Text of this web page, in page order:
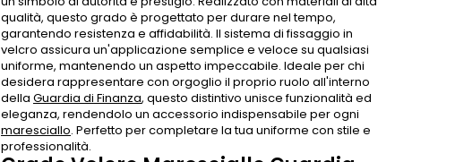
qualità, questo grado è progettato per durare nel tempo,
garantendo resistenza e affidabilità. Il sistema di fissaggio in
velcro assicura un'applicazione semplice e veloce su qualsiasi
uniforme, mantenendo un aspetto impeccabile. Ideale per chi
desidera rappresentare con orgoglio il proprio ruolo all'interno
della Guardia di Finanza, questo distintivo unisce funzionalità ed
eleganza, rendendolo un accessorio indispensabile per ogni
maresciallo. Perfetto per completare la tua uniforme con stile e
professionalità.